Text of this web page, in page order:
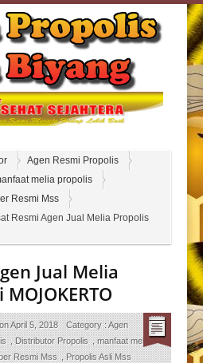
Agen Resmi Propolis
melia propolis
Resmi Mss
Resmi Agen Jual Melia Propolis
Jual Melia
onApril 5, 2018 Category :Agen
,Distributor Propolis ,manfaat melia
Resmi Mss ,Propolis Asli Mss